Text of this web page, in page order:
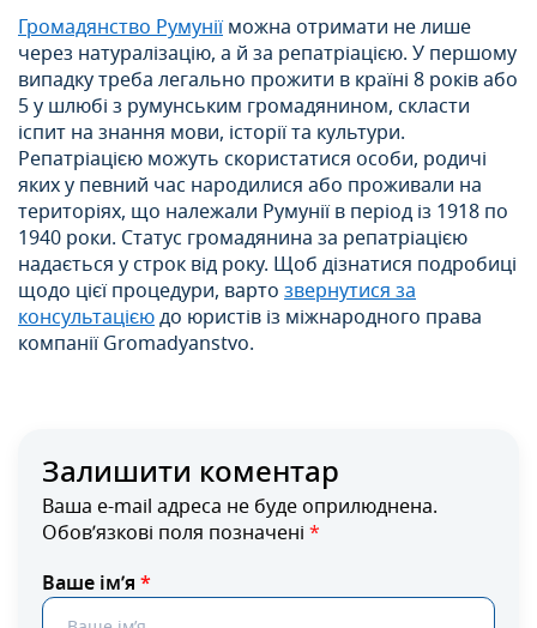
Громадянство Румуніїможна отримати не лише
через натуралізацію, а й за репатріацією. У першому
випадку треба легально прожити в країні 8 років або
5 у шлюбі з румунським громадянином, скласти
іспит на знання мови, історії та культури.
Репатріацією можуть скористатися особи, родичі
яких у певний час народилися або проживали на
територіях, що належали Румунії в період із 1918 по
1940 роки. Статус громадянина за репатріацією
надається у строк від року. Щоб дізнатися подробиці
щодо цієї процедури, варто звернутися за
консультацієюдо юристів із міжнародного права
компанії Gromadyanstvo.
Залишити коментар
Ваша e-mail адреса не буде оприлюднена.
Обов’язкові поля позначені *
Ваше ім’я *